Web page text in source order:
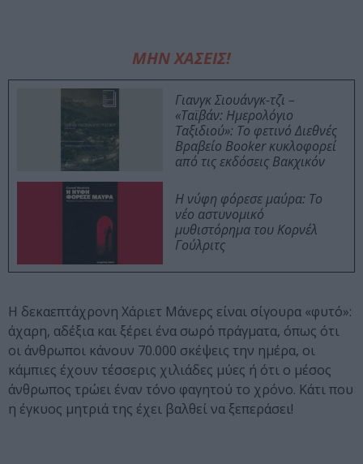
ΜΗΝ ΧΑΣΕΙΣ!
Γιανγκ Σιουάνγκ-τζι –
«Ταϊβάν: Ημερολόγιο
Ταξιδιού»: Το φετινό Διεθνές
Βραβείο Booker κυκλοφορεί
από τις εκδόσεις Βακχικόν
Η νύφη φόρεσε μαύρα: Το
νέο αστυνομικό
μυθιστόρημα του Κορνέλ
Γούλριτς
Η δεκαεπτάχρονη Χάριετ Μάνερς είναι σίγουρα «φυτό»:
άχαρη, αδέξια και ξέρει ένα σωρό πράγματα, όπως ότι
οι άνθρωποι κάνουν 70.000 σκέψεις την ημέρα, οι
κάμπιες έχουν τέσσερις χιλιάδες μύες ή ότι ο μέσος
άνθρωπος τρώει έναν τόνο φαγητού το χρόνο. Κάτι που
η έγκυος μητριά της έχει βαλθεί να ξεπεράσει!